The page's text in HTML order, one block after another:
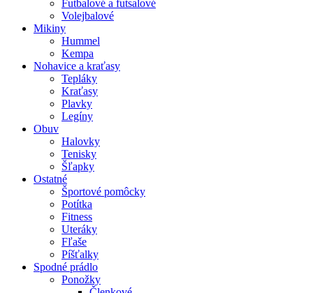
Futbalové a futsalové
Volejbalové
Mikiny
Hummel
Kempa
Nohavice a kraťasy
Tepláky
Kraťasy
Plavky
Legíny
Obuv
Halovky
Tenisky
Šľapky
Ostatné
Športové pomôcky
Potítka
Fitness
Uteráky
Fľaše
Píšťalky
Spodné prádlo
Ponožky